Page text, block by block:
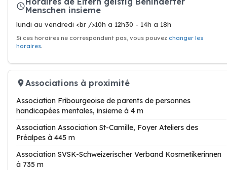
Menschen insieme
lundi au vendredi <br />10h a 12h30 - 14h a 18h
Si ces horaires ne correspondent pas, vous pouvez changer les
horaires.
Associations à proximité
Association Fribourgeoise de parents de personnes
handicapées mentales, insieme à 4 m
Association Association St-Camille, Foyer Ateliers des
Préalpes à 445 m
Association SVSK-Schweizerischer Verband Kosmetikerinnen
à 735 m